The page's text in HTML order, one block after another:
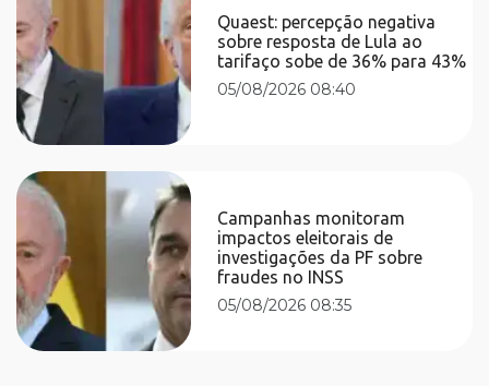
Quaest: percepção negativa
sobre resposta de Lula ao
tarifaço sobe de 36% para 43%
05/08/2026 08:40
Campanhas monitoram
impactos eleitorais de
investigações da PF sobre
fraudes no INSS
05/08/2026 08:35